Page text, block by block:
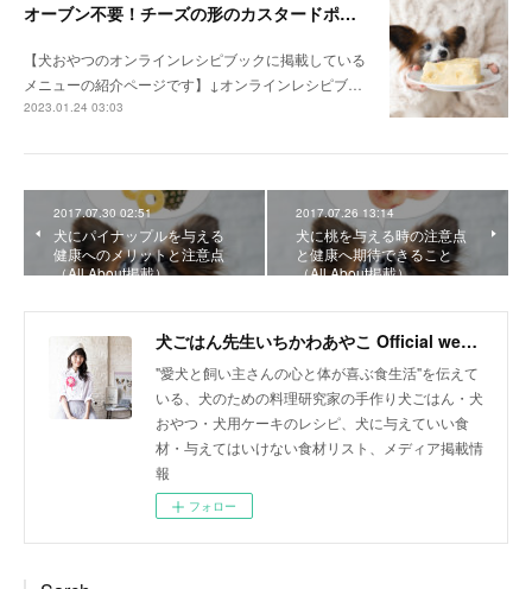
オーブン不要！チーズの形のカスタードポテトケーキ（手作り犬おやつレシピ）
【犬おやつのオンラインレシピブックに掲載している
メニューの紹介ページです】↓オンラインレシピブ…
2023.01.24 03:03
2017.07.30 02:51
犬にパイナップルを与える
健康へのメリットと注意点
（All About掲載）
2017.07.26 13:14
犬に桃を与える時の注意点
と健康へ期待できること
（All About掲載）
犬ごはん先生いちかわあやこ Official web site
"愛犬と飼い主さんの心と体が喜ぶ食生活"を伝えて
いる、犬のための料理研究家の手作り犬ごはん・犬
おやつ・犬用ケーキのレシピ、犬に与えていい食
材・与えてはいけない食材リスト、メディア掲載情
報
フォロー